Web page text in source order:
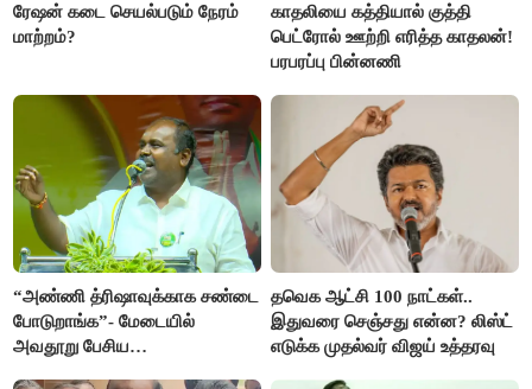
ரேஷன் கடை செயல்படும் நேரம்
மாற்றம்?
காதலியை கத்தியால் குத்தி
பெட்ரோல் ஊற்றி எரித்த காதலன்!
பரபரப்பு பின்னணி
“அண்ணி த்ரிஷாவுக்காக சண்டை
போடுறாங்க”- மேடையில்
அவதூறு பேசிய
தவெக ஆட்சி 100 நாட்கள்..
இதுவரை செஞ்சது என்ன? லிஸ்ட்
எடுக்க முதல்வர் விஜய் உத்தரவு